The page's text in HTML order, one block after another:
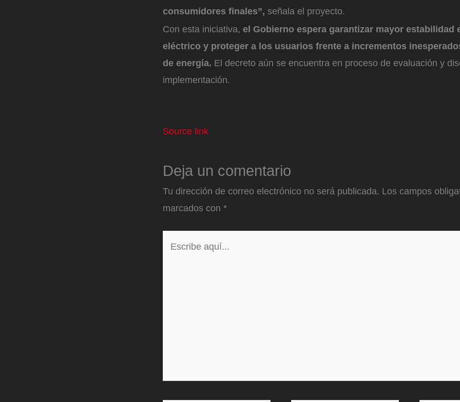
consumidores finales”, señala el proyecto.
Con esta iniciativa, el Gobierno espera garantizar mayor estabilidad
eléctrico y proteger a los usuarios frente a incrementos
de energía. El decreto aún se encuentra en proceso de evaluación y
implementación.
Source link
Deja un comentario
Tu dirección de correo electrónico no será publicada. Los campos
marcados con *